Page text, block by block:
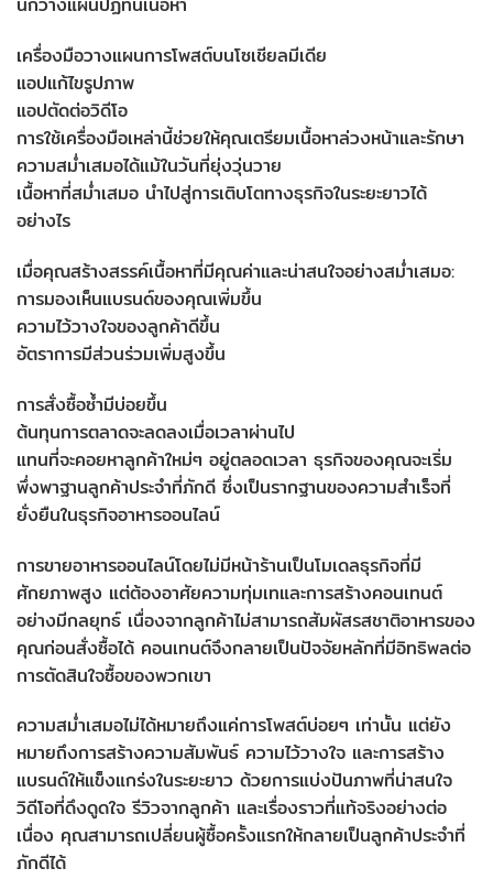
เครื่องมือวางแผนการโพสต์บนโซเชียลมีเดีย
แอปแก้ไขรูปภาพ
แอปตัดต่อวิดีโอ
การใช้เครื่องมือเหล่านี้ช่วยให้คุณเตรียมเนื้อหาล่วงหน้าและรักษา
ความสม่ำเสมอได้แม้ในวันที่ยุ่งวุ่นวาย
เนื้อหาที่สม่ำเสมอ นำไปสู่การเติบโตทางธุรกิจในระยะยาวได้
อย่างไร
เมื่อคุณสร้างสรรค์เนื้อหาที่มีคุณค่าและน่าสนใจอย่างสม่ำเสมอ:
การมองเห็นแบรนด์ของคุณเพิ่มขึ้น
ความไว้วางใจของลูกค้าดีขึ้น
อัตราการมีส่วนร่วมเพิ่มสูงขึ้น
การสั่งซื้อซ้ำมีบ่อยขึ้น
ต้นทุนการตลาดจะลดลงเมื่อเวลาผ่านไป
แทนที่จะคอยหาลูกค้าใหม่ๆ อยู่ตลอดเวลา ธุรกิจของคุณจะเริ่ม
พึ่งพาฐานลูกค้าประจำที่ภักดี ซึ่งเป็นรากฐานของความสำเร็จที่
ยั่งยืนในธุรกิจอาหารออนไลน์
การขายอาหารออนไลน์โดยไม่มีหน้าร้านเป็นโมเดลธุรกิจที่มี
ศักยภาพสูง แต่ต้องอาศัยความทุ่มเทและการสร้างคอนเทนต์
อย่างมีกลยุทธ์ เนื่องจากลูกค้าไม่สามารถสัมผัสรสชาติอาหารของ
คุณก่อนสั่งซื้อได้ คอนเทนต์จึงกลายเป็นปัจจัยหลักที่มีอิทธิพลต่อ
การตัดสินใจซื้อของพวกเขา
ความสม่ำเสมอไม่ได้หมายถึงแค่การโพสต์บ่อยๆ เท่านั้น แต่ยัง
หมายถึงการสร้างความสัมพันธ์ ความไว้วางใจ และการสร้าง
แบรนด์ให้แข็งแกร่งในระยะยาว ด้วยการแบ่งปันภาพที่น่าสนใจ
วิดีโอที่ดึงดูดใจ รีวิวจากลูกค้า และเรื่องราวที่แท้จริงอย่างต่อ
เนื่อง คุณสามารถเปลี่ยนผู้ซื้อครั้งแรกให้กลายเป็นลูกค้าประจำที่
ภักดีได้